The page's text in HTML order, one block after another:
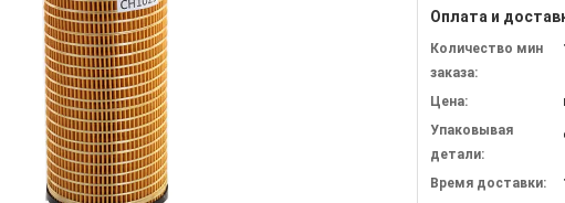
Оплата и
Количество мин
заказа:
Цена:
Упаковывая
детали:
Время доставки: